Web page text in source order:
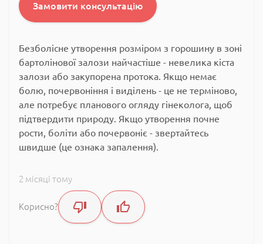
Замовити консультацію
Безболісне утворення розміром з горошину в зоні
бартолінової залози найчастіше - невелика кіста
залози або закупорена протока. Якщо немає
болю, почервоніння і виділень - це не терміново,
але потребує планового огляду гінеколога, щоб
підтвердити природу. Якщо утворення почне
рости, боліти або почервоніє - звертайтесь
швидше (це ознака запалення).
2 місяці тому
Корисно?